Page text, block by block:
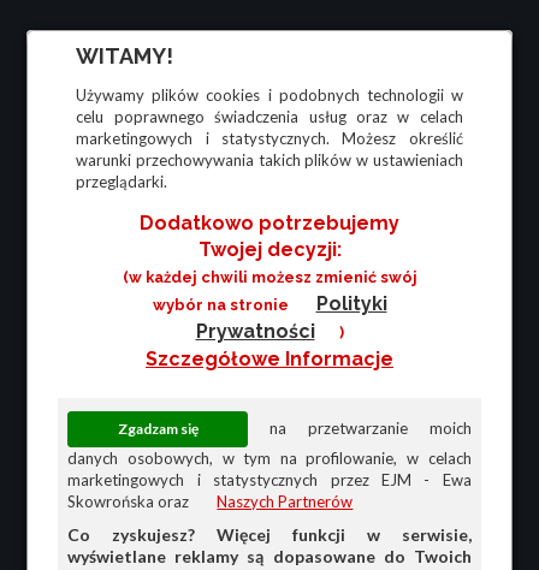
WITAMY!
Używamy plików cookies i podobnych technologii w
celu poprawnego świadczenia usług oraz w celach
marketingowych i statystycznych. Możesz określić
warunki przechowywania takich plików w ustawieniach
przeglądarki.
Dodatkowo potrzebujemy
Twojej decyzji:
(w każdej chwili możesz zmienić swój
wybór na stronie
Polityki
Prywatności
)
Szczegółowe Informacje
na przetwarzanie moich
danych osobowych, w tym na profilowanie, w celach
marketingowych i statystycznych przez EJM - Ewa
Skowrońska oraz
Naszych Partnerów
Co zyskujesz? Więcej funkcji w serwisie,
wyświetlane reklamy są dopasowane do Twoich